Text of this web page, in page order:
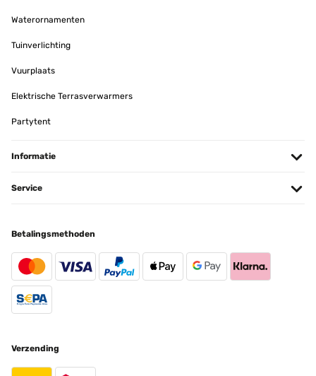
sehr zufrieden. Sie schafft wirklich ein fantastisches Ambiente,
auf jeden Fall. Besonders toll ist, dass sie lautlos arbeitet, wir hören
Amazon-Benutzer
GECONTROLEERDE BEOORDELING
misura da 60cm, ma poi ho visto che sarebbe stato meglio la
nel giro di 2giorni ( in anticipo di 10giorni rispetto al previsto)
Utente Amazon
Vertaal
Waterornamenten
Tuinverlichting
Vuurplaats
Elektrische Terrasverwarmers
Partytent
Informatie
Service
Betalingsmethoden
Verzending